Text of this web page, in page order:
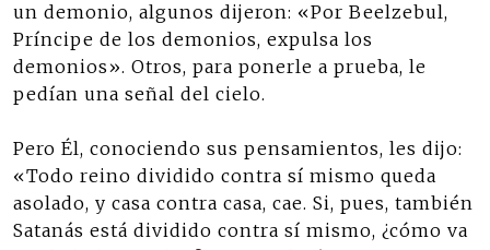
un demonio, algunos dijeron: «Por Beelzebul,
Príncipe de los demonios, expulsa los
demonios». Otros, para ponerle a prueba, le
pedían una señal del cielo.
Pero Él, conociendo sus pensamientos, les dijo:
«Todo reino dividido contra sí mismo queda
asolado, y casa contra casa, cae. Si, pues, también
Satanás está dividido contra sí mismo, ¿cómo va